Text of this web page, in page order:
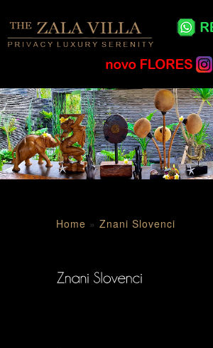
Home » Znani Slovenci